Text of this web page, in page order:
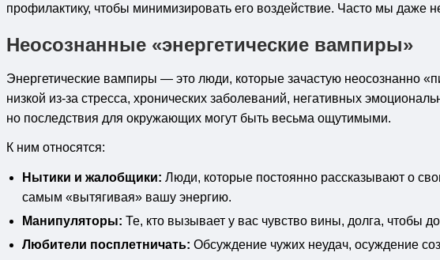
профилактику, чтобы минимизировать его воздействие. Часто мы
Неосознанные «энергетические вампиры»
Энергетические вампиры — это люди, которые зачастую неосознанно
низкой из-за стресса, хронических заболеваний, негативных
но последствия для окружающих могут быть весьма ощутимыми.
К ним относятся:
Нытики и жалобщики: Люди, которые постоянно рассказывают о
самым «вытягивая» вашу энергию.
Манипуляторы: Те, кто вызывает у вас чувство вины, долга, чтобы
Любители посплетничать: Обсуждение чужих неудач, осуждение